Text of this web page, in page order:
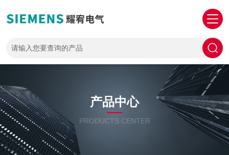
产品中心
PRODUCTS CENTER